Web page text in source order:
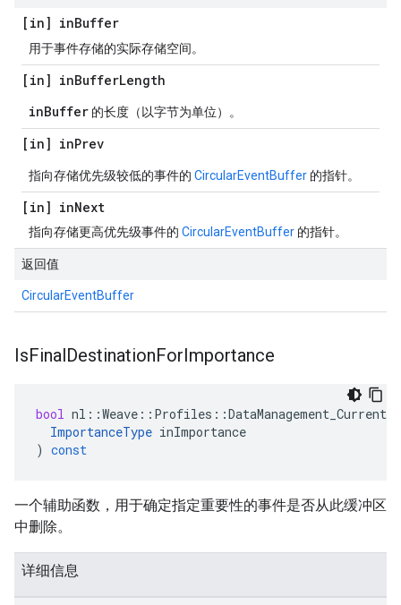
[in] inBuffer
用于事件存储的实际存储空间。
[in] inBufferLength
inBuffer 的长度（以字节为单位）。
[in] inPrev
指向存储优先级较低的事件的 CircularEventBuffer 的指针。
[in] inNext
指向存储更高优先级事件的 CircularEventBuffer 的指针。
返回值
CircularEventBuffer
IsFinalDestinationForImportance
bool nl ::Weave :: Profiles ::DataManagement_Current
ImportanceType inImportance
) const
一个辅助函数，用于确定指定重要性的事件是否从此缓冲区
中删除。
详细信息